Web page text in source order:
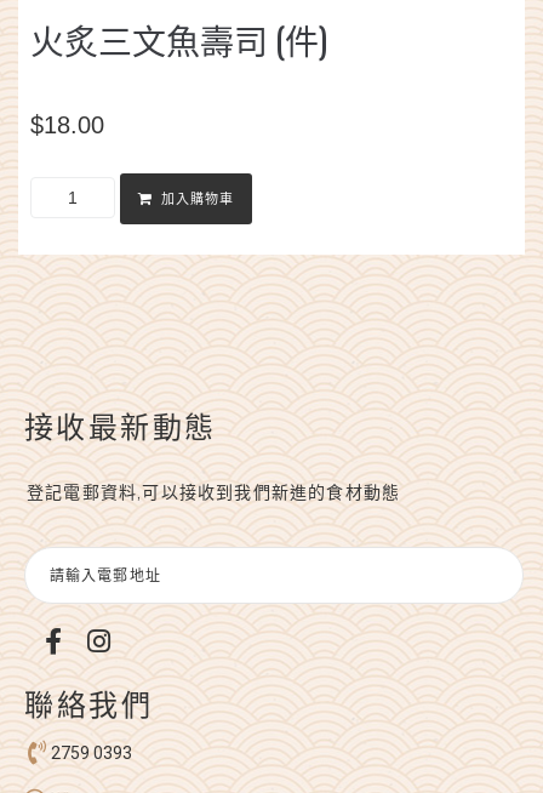
火炙三文魚壽司 (件)
$18.00
加入購物車
接收最新動態
登記電郵資料,可以接收到我們新進的食材動態
聯絡我們
2759 0393